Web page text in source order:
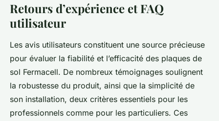
Retours d’expérience et FAQ
utilisateur
Les avis utilisateurs constituent une source précieuse
pour évaluer la fiabilité et l’efficacité des plaques de
sol Fermacell. De nombreux témoignages soulignent
la robustesse du produit, ainsi que la simplicité de
son installation, deux critères essentiels pour les
professionnels comme pour les particuliers. Ces